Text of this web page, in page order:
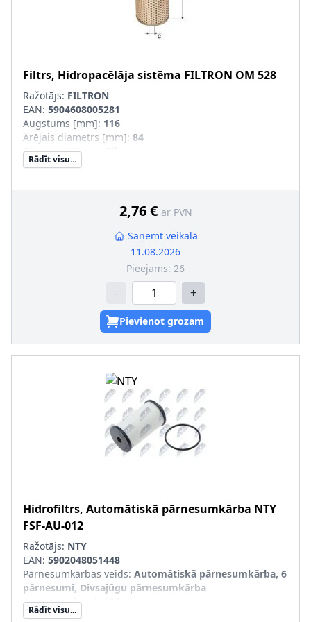
Filtrs, Hidropacēlāja sistēma FILTRON OM 528
Ražotājs: FILTRON
EAN: 5904608005281
Augstums [mm]: 116
Ārējais diametrs [mm]: 84
Filtra izpildījums
Iekšējais diametrs 1 [mm]
Rādīt visu...
2,76 € ar PVN
Saņemt veikalā
11.08.2026
Pieejams: 26
- +
Pievienot grozam
Hidrofiltrs, Automātiskā pārnesumkārba NTY
FSF-AU-012
Ražotājs: NTY
EAN: 5902048051448
Pārnesumkārbas veids: Automātiskā pārnesumkārba, 6
pārnesumi, Divsajūgu pārnesumkārba
Augstums [mm]
Ārējais diametrs [mm]
Rādīt visu...